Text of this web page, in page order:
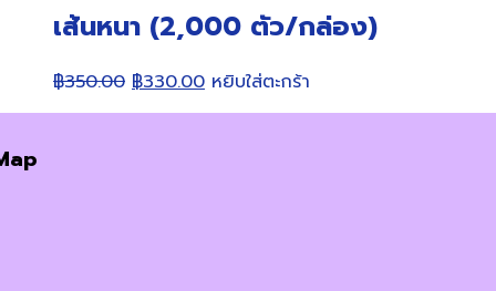
เส้นหนา (2,000 ตัว/กล่อง)
฿350.00 Original
price
฿330.00Current
price
หยิบใส่ตะกร้า